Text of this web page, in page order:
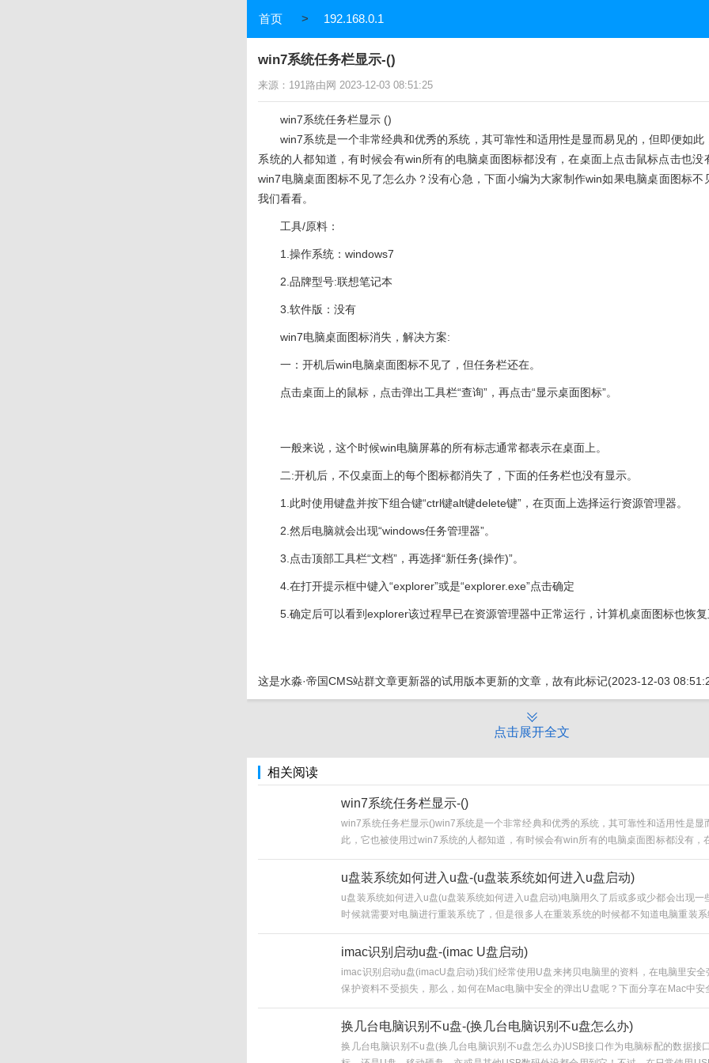
首页 > 192.168.0.1
win7系统任务栏显示-()
来源：191路由网 2023-12-03 08:51:25
win7系统任务栏显示 ()
win7系统是一个非常经典和优秀的系统，其可靠性和适用性是显而易见的，但即便如此
系统的人都知道，有时候会有win所有的电脑桌面图标都没有，在桌面上点击鼠标点击也没
win7电脑桌面图标不见了怎么办？没有心急，下面小编为大家制作win如果电脑桌面图标不
我们看看。
工具/原料：
1.操作系统：windows7
2.品牌型号:联想笔记本
3.软件版：没有
win7电脑桌面图标消失，解决方案:
一：开机后win电脑桌面图标不见了，但任务栏还在。
点击桌面上的鼠标，点击弹出工具栏“查询”，再点击“显示桌面图标”。
一般来说，这个时候win电脑屏幕的所有标志通常都表示在桌面上。
二:开机后，不仅桌面上的每个图标都消失了，下面的任务栏也没有显示。
1.此时使用键盘并按下组合键“ctrl键alt键delete键”，在页面上选择运行资源管理器。
2.然后电脑就会出现“windows任务管理器”。
3.点击顶部工具栏“文档”，再选择“新任务(操作)”。
4.在打开提示框中键入“explorer”或是“explorer.exe”点击确定
5.确定后可以看到explorer该过程早已在资源管理器中正常运行，计算机桌面图标也恢复
这是水淼·帝国CMS站群文章更新器的试用版本更新的文章，故有此标记(2023-12-03
点击展开全文
相关阅读
win7系统任务栏显示-()
win7系统任务栏显示()win7系统是一个非常经典和优秀的系统，其可靠性和适用性是显
此，它也被使用过win7系统的人都知道，有时候会有win所有的电脑桌面图标都没有，
击也没有反映，所以此时，win7电脑桌面图标不见了怎么办？没有心急，下面小编为
桌面图标不见了怎么办教程？让我们看看。工具/原料：1.操作系统：windows72...
u盘装系统如何进入u盘-(u盘装系统如何进入u盘启动)
u盘装系统如何进入u盘(u盘装系统如何进入u盘启动)电脑用久了后或多或少都会出现一
时候就需要对电脑进行重装系统了，但是很多人在重装系统的时候都不知道电脑重装系
启动项，针对这个问题，我们随着小编一起来详细的了解一下吧。工具/原料：系统版
号：惠普电脑方法/步骤：重装系统按哪个键1.在电脑中插入准备好的u...
imac识别启动u盘-(imac U盘启动)
imac识别启动u盘(imacU盘启动)我们经常使用U盘来拷贝电脑里的资料，在电脑里安全
保护资料不受损失，那么，如何在Mac电脑中安全的弹出U盘呢？下面分享在Mac中安
盘教程。方法一、1...
换几台电脑识别不u盘-(换几台电脑识别不u盘怎么办)
换几台电脑识别不u盘(换几台电脑识别不u盘怎么办)USB接口作为电脑标配的数据接